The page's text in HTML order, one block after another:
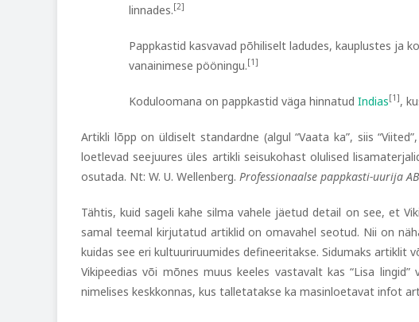
linnades.[2]
Pappkastid kasvavad põhiliselt ladudes, kauplustes ja
vanainimese pööningu.[1]
Koduloomana on pappkastid väga hinnatud Indias[1],
Artikli lõpp on üldiselt standardne (algul “Vaata ka”, siis
loetlevad seejuures üles artikli seisukohast olulised
osutada. Nt: W. U. Wellenberg. Professionaalse pappkasti-uurija
Tähtis, kuid sageli kahe silma vahele jäetud detail on see, et
samal teemal kirjutatud artiklid on omavahel seotud. Nii on
kuidas see eri kultuuriruumides defineeritakse. Sidumaks
Vikipeedias või mõnes muus keeles vastavalt kas “Lisa
nimelises keskkonnas, kus talletatakse ka masinloetavat infot